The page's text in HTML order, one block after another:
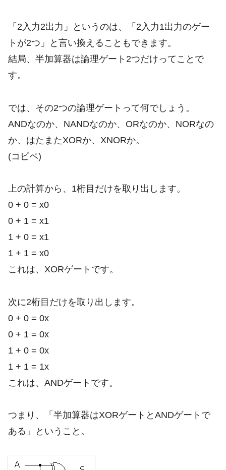
「2入力2出力」というのは、「2入力1出力のゲー
トが2つ」と言い換えることもできます。
結局、半加算器は論理ゲート2つだけってことで
す。
では、その2つの論理ゲートって何でしょう。
ANDなのか、NANDなのか、ORなのか、NORなの
か、はたまたXORか、XNORか。
(コピペ)
上の計算から、1桁目だけを取り出します。
0 + 0 = x0
0 + 1 = x1
1 + 0 = x1
1 + 1 = x0
これは、XORゲートです。
次に2桁目だけを取り出します。
0 + 0 = 0x
0 + 1 = 0x
1 + 0 = 0x
1 + 1 = 1x
これは、ANDゲートです。
つまり、「半加算器はXORゲートとANDゲートで
ある」ということ。